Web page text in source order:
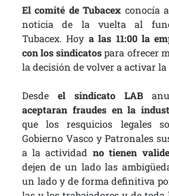
El comité de Tubacex conocía
noticia de la vuelta al
Tubacex. Hoy a las 11:00 la
con los sindicatospara ofrecer
la decisión de volver a activar
Desde el sindicato LAB
aceptaran fraudes en la
que los resquicios legales
Gobierno Vasco y Patronales
a la actividad no tienen
dejen de un lado las
un lado y de forma definitiva